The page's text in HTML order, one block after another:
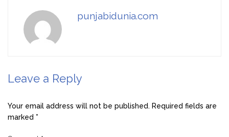
punjabidunia.com
Leave a Reply
Your email address will not be published. Required fields are
marked *